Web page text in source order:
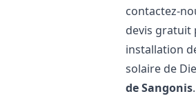
contactez-
devis gratuit
installation
solaire de
de Sangonis